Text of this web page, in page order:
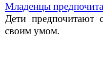
Младенцы
Дети предпочитают
своим умом.